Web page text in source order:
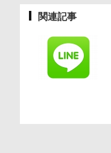
関連記事